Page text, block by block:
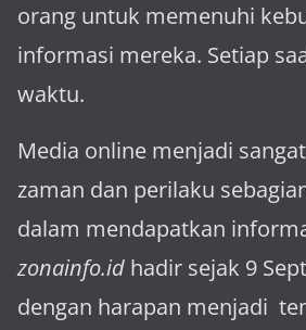
orang untuk memenuhi
informasi mereka. Setiap
waktu.
Media online menjadi
za­man dan perilaku
dalam mendapatkan
zonainfo.id hadir sejak 9
dengan harapan menjadi